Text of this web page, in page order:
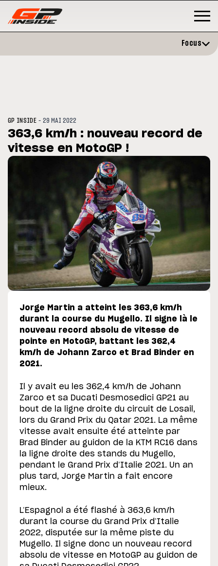
évite l'opération et vise un
MOTOGP
Doublé Trackhouse en Sprint
Focus
GP INSIDE -29 MAI 2022
363,6 km/h : nouveau record de
vitesse en MotoGP !
Jorge Martin a atteint les 363,6 km/h
durant la course du Mugello. Il signe là le
nouveau record absolu de vitesse de
pointe en MotoGP, battant les 362,4
km/h de Johann Zarco et Brad Binder en
2021.
Il y avait eu les 362,4 km/h de Johann
Zarco et sa Ducati Desmosedici GP21 au
bout de la ligne droite du circuit de Losail,
lors du Grand Prix du Qatar 2021. La même
vitesse avait ensuite été atteinte par
Brad Binder au guidon de la KTM RC16 dans
la ligne droite des stands du Mugello,
pendant le Grand Prix d’Italie 2021. Un an
plus tard, Jorge Martin a fait encore
mieux.
L’Espagnol a été flashé à 363,6 km/h
durant la course du Grand Prix d’Italie
2022, disputée sur la même piste du
Mugello. Il signe donc un nouveau record
absolu de vitesse en MotoGP au guidon de